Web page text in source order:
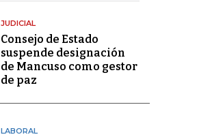
JUDICIAL
Consejo de Estado
suspende designación
de Mancuso como gestor
de paz
LABORAL